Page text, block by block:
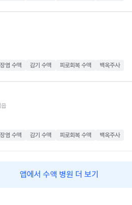
장염 수액 감기 수액 피로회복 수액 백옥주사
장염 수액 감기 수액 피로회복 수액 백옥주사
앱에서 수액 병원 더 보기